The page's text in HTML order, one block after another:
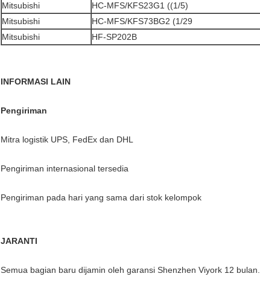
Mitsubishi
HC-MFS/KFS23G1 ((1/5)
Mitsubishi
HC-MFS/KFS73BG2 (1/29
Mitsubishi
HF-SP202B
INFORMASI LAIN
Pengiriman
Mitra logistik UPS, FedEx dan DHL
Pengiriman internasional tersedia
Pengiriman pada hari yang sama dari stok kelompok
JARANTI
Semua bagian baru dijamin oleh garansi Shenzhen Viyork 12 bulan.